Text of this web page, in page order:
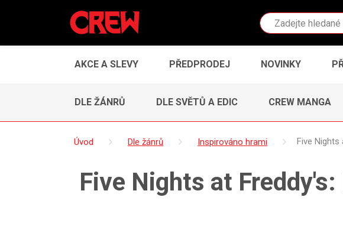
Vyhledávání
AKCE A SLEVY PŘEDPRODEJ NOVINKY
DLE ŽÁNRŮ DLE SVĚTŮ A EDIC CREW MANGA
Úvod Dle žánrů Inspirováno hrami Five
Five Nights at